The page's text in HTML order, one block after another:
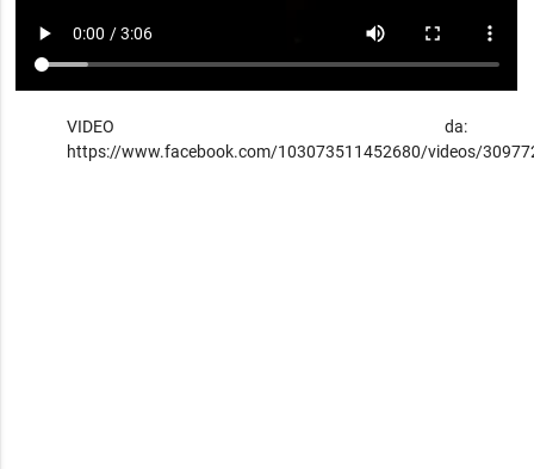
VIDEO da:
https://www.facebook.com/103073511452680/videos/